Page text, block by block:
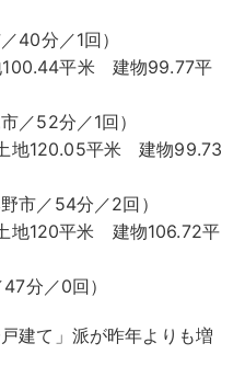
40分／1回）
平米 建物99.77平
／52分／1回）
120.05平米 建物99.73
市／54分／2回）
120平米 建物106.72平
分／0回）
建て」派が昨年よりも増